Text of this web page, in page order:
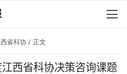
省科协 / 正文
西省科协决策咨询课题